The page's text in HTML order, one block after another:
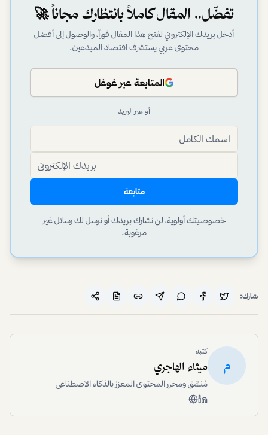
تفضّل.. المقال كاملاً بانتظارك مجاناً 🚀
أدخل بريدك الإلكتروني لفتح هذا المقال فوراً، والوصول إلى أفضل
محتوى عربي يستشرف اقتصاد المبدعين.
المتابعة عبر غوغل
أو عبر البريد
متابعة
خصوصيتك أولوية، لن نشارك بريدك أو نرسل لك رسائل غير
مرغوبة.
شارك:
م
كتبه
ميثاء الهاجري
مُنسِّق ومحرر المحتوى المعزز بالذكاء الاصطناعي